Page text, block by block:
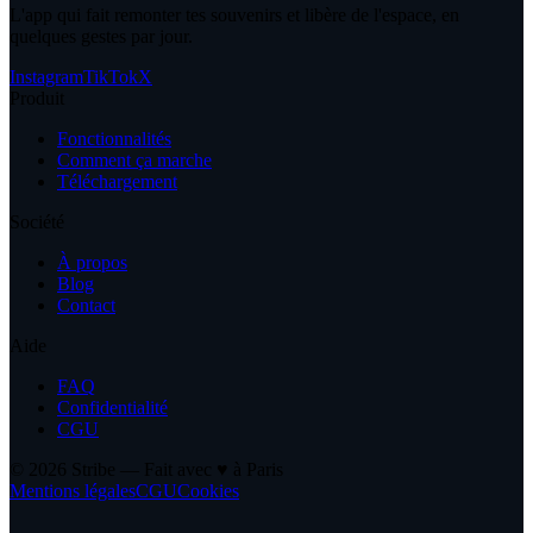
L'app qui fait remonter tes souvenirs et libère de l'espace, en
quelques gestes par jour.
InstagramTikTokX
Produit
Fonctionnalités
Comment ça marche
Téléchargement
Société
À propos
Blog
Contact
Aide
FAQ
Confidentialité
CGU
© 2026 Stribe — Fait avec ♥ à Paris
Mentions légalesCGUCookies